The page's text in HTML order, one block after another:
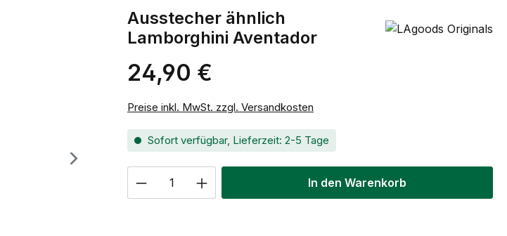
Ausstecher ähnlich
Lamborghini Aventador
Regulärer Preis:
24,90 €
Preise inkl. MwSt. zzgl. Versandkosten
Sofort verfügbar, Lieferzeit: 2-5 Tage
Produkt Anzahl: Gib den gewünschten Wert
In den Warenkorb